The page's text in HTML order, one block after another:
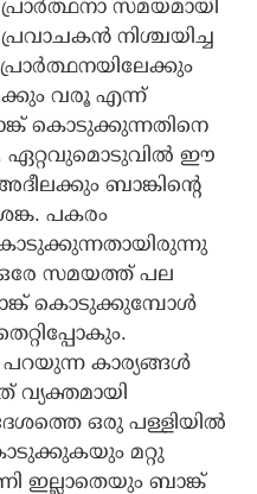
സമയമായി
നിശ്ചയിച്ച
വരൂ എന്ന്
കൊടുക്കുന്നതിനെ
ഏറ്റവുമൊടുവില്‍ ഈ
ബാങ്കിന്റെ
പകരം
ഒരേ സമയത്ത് പല
കൊടുക്കുമ്പോള്‍
പറയുന്ന കാര്യങ്ങള്‍
വ്യക്തമായി
ഒരു പള്ളിയില്‍
മറ്റു
ഇല്ലാതെയും ബാങ്ക്